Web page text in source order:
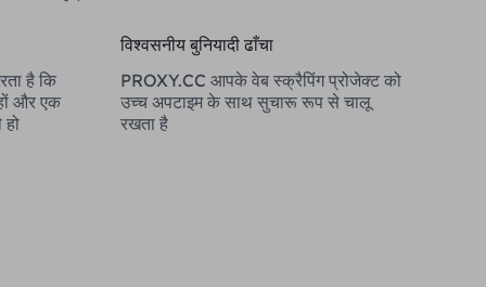
है कि
और एक
हो
विश्वसनीय बुनियादी ढाँचा
PROXY.CC आपके वेब स्क्रैपिंग प्रोजेक्ट को
उच्च अपटाइम के साथ सुचारू रूप से चालू
रखता है